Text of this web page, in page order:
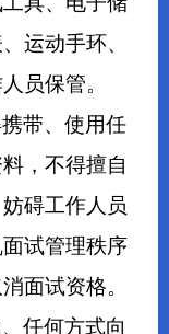
运动手环、
员保管。
带、使用任
，不得擅自
碍工作人员
试管理秩序
面试资格。
任何方式向